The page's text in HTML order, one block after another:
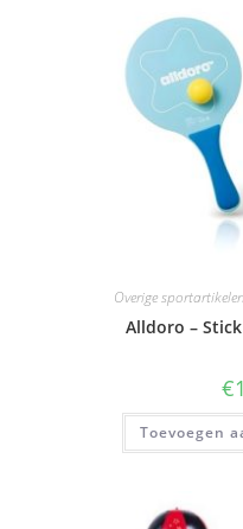
Overige sportartikelen
Alldoro –
€
Toevoegen